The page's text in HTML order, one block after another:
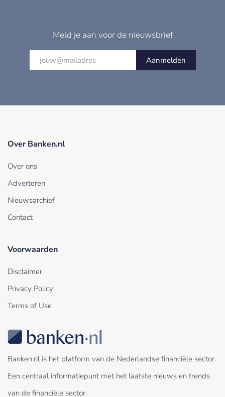
Meld je aan voor de nieuwsbrief
Aanmelden
Over Banken.nl
Over ons
Adverteren
Nieuwsarchief
Contact
Voorwaarden
Disclaimer
Privacy Policy
Terms of Use
Banken.nl is het platform van de Nederlandse financiële sector.
Een centraal informatiepunt met het laatste nieuws en trends
van de financiële sector.